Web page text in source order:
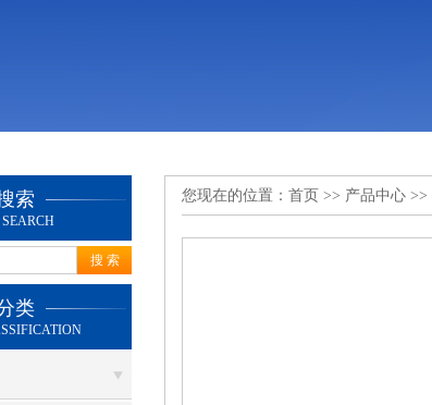
索
类
您现在的位置： 首页 >> 产品中心 >>